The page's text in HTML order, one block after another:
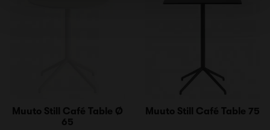
Muuto Still Café Table Ø
65
Muuto Still Café Table 75